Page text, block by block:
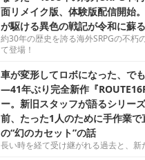
面リメイク版、体験版配信開始
が駆ける異色の戦記が令和に蘇る
約30年の歴史を誇る海外SRPGの不朽
て登場！
車が変形してロボになった、で
―41年ぶり完全新作『
ー。新旧スタッフが語るシリー
前、たった1人のために手作業
の“幻のカセット”の話
長い時を経て受け継がれる過去と、新